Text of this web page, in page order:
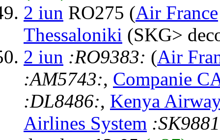
2 iun RO275 (Air France
Thessaloniki (SKG>
2 iun :RO9383: (Air
:AM5743:, Companie
:DL8486:, Kenya
Airlines System